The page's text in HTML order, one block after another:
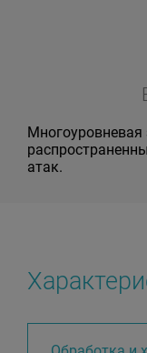
атак.